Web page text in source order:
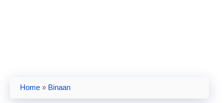
Home » Binaan